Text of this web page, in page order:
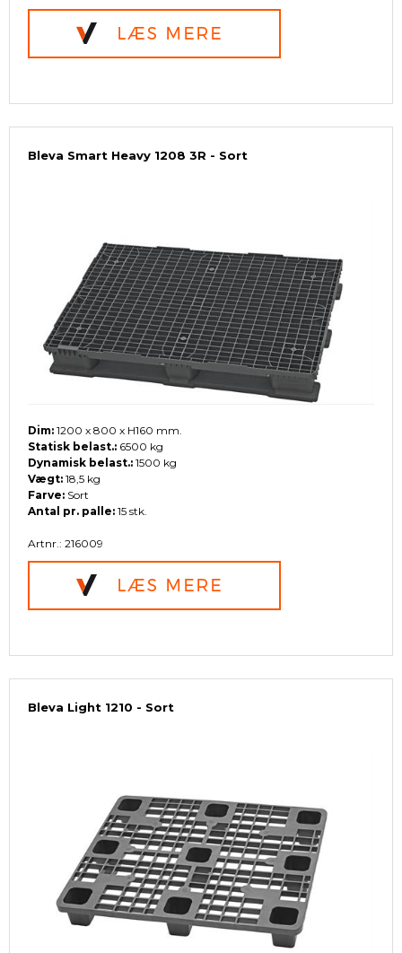
Bleva Smart Heavy 1208 3R - Sort
Dim: 1200 x 800 x H160 mm.
Statisk belast.: 6500 kg
Dynamisk belast.: 1500 kg
Vægt: 18,5 kg
Farve: Sort
Antal pr. palle: 15 stk.
Artnr.: 216009
Bleva Light 1210 - Sort